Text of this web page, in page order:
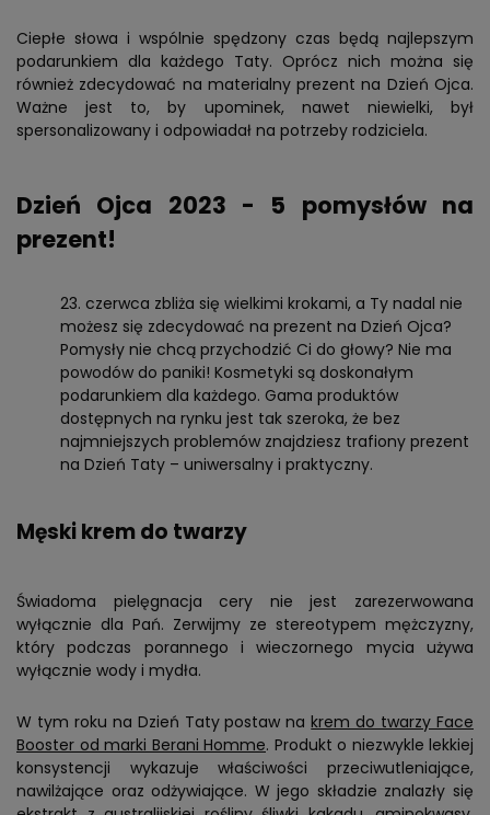
Ciepłe słowa i wspólnie spędzony czas będą najlepszym
podarunkiem dla każdego Taty. Oprócz nich można się
również zdecydować na materialny prezent na Dzień Ojca.
Ważne jest to, by upominek, nawet niewielki, był
spersonalizowany i odpowiadał na potrzeby rodziciela.
Dzień Ojca 2023 - 5 pomysłów na
prezent!
czerwca zbliża się wielkimi krokami, a Ty nadal nie
możesz się zdecydować na prezent na Dzień Ojca?
Pomysły nie chcą przychodzić Ci do głowy? Nie ma
powodów do paniki! Kosmetyki są doskonałym
podarunkiem dla każdego. Gama produktów
dostępnych na rynku jest tak szeroka, że bez
najmniejszych problemów znajdziesz trafiony prezent
na Dzień Taty – uniwersalny i praktyczny.
Męski krem do twarzy
Świadoma pielęgnacja cery nie jest zarezerwowana
wyłącznie dla Pań. Zerwijmy ze stereotypem mężczyzny,
który podczas porannego i wieczornego mycia używa
wyłącznie wody i mydła.
W tym roku na Dzień Taty postaw nakrem do twarzy Face
Booster od marki Berani Homme. Produkt o niezwykle lekkiej
konsystencji wykazuje właściwości przeciwutleniające,
nawilżające oraz odżywiające. W jego składzie znalazły się